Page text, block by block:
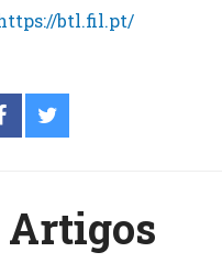
btl.fil.pt/
Artigos